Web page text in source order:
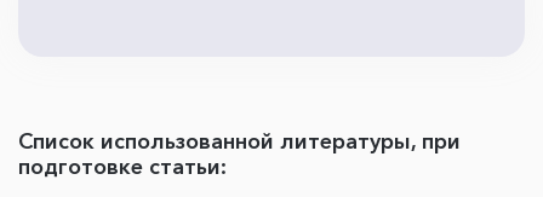
Список использованной литературы, при
подготовке статьи: